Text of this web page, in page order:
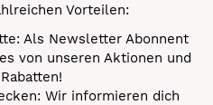
Vorteilen:
Als Newsletter Abonnent
von unseren Aktionen und
Rabatten!
Wir informieren dich